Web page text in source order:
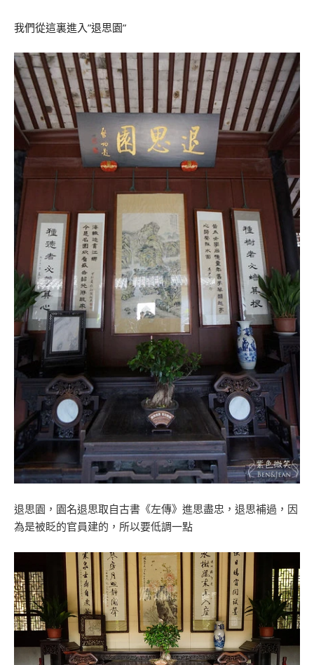
我們從這裏進入”退思園”
退思園，園名退思取自古書《左傳》進思盡忠，退思補過，因
為是被眨的官員建的，所以要低調一點